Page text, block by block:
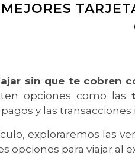
sin que te cobren
opciones como las
y las
exploraremos las
opciones para viajar al